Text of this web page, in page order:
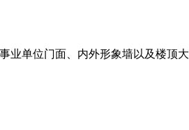
业单位门面、内外形象墙以及楼顶大